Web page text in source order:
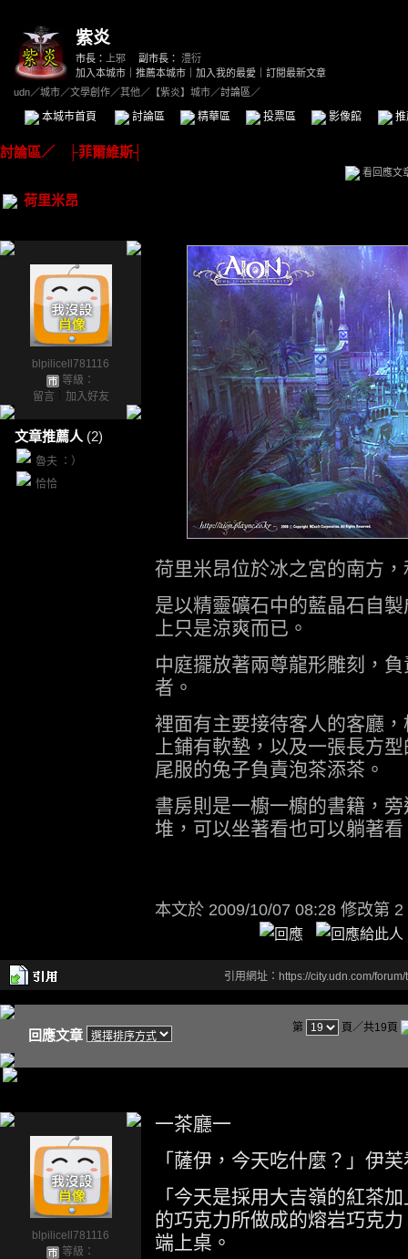
紫炎
市長： 上邪 副市長： 澧衍
加入本城市
推薦本城市 加入我的最愛
訂閱最新文章
udn／城市／文學創作／其他／ 【紫炎】城市／討論區／
本城市首頁 討論區 精華區 投票區 影像館
討論區／ ├菲爾維斯┤
看回應文
荷里米昂
blpilicell781116
等級：
留言
加入好友
文章推薦人 (2)
魯夫 ：）
恰恰
荷里米昂位於冰之宮的南方
是以精靈礦石中的藍晶石自
上只是涼爽而已。
中庭擺放著兩尊龍形雕刻，
者。
裡面有主要接待客人的客廳
上鋪有軟墊，以及一張長方
尾服的兔子負責泡茶添茶。
書房則是一櫥一櫥的書籍，
堆，可以坐著看也可以躺著看
本文於 2009/10/07 08:28 修改第 2
引用網址：https://city.udn.com/
回應文章 第 頁／共19頁
blpilicell781116
等級：
一茶廳一
「薩伊，今天吃什麼？」伊
「今天是採用大吉嶺的紅茶
的巧克力所做成的熔岩巧克
端上桌。